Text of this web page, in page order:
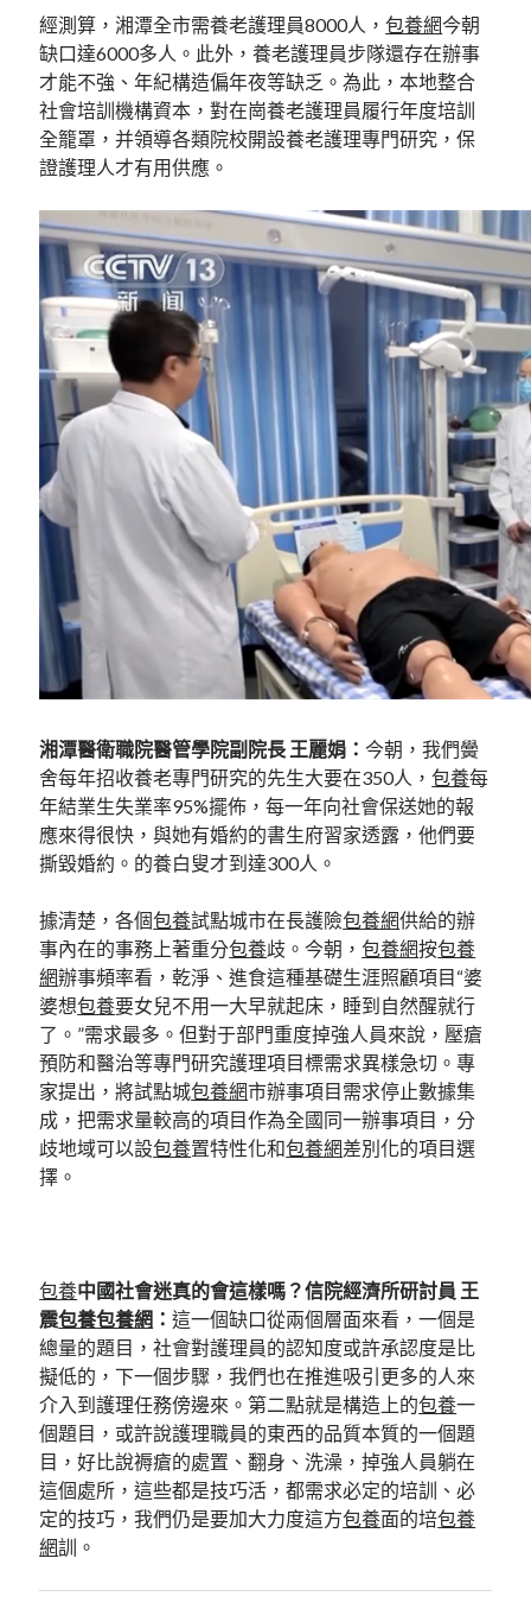
經測算，湘潭全市需養老護理員8000人，包養網今朝
缺口達6000多人。此外，養老護理員步隊還存在辦事
才能不強、年紀構造偏年夜等缺乏。為此，本地整合
社會培訓機構資本，對在崗養老護理員履行年度培訓
全籠罩，并領導各類院校開設養老護理專門研究，保
證護理人才有用供應。
湘潭醫衛職院醫管學院副院長 王麗娟：今朝，我們黌
舍每年招收養老專門研究的先生大要在350人，包養每
年結業生失業率95%擺佈，每一年向社會保送她的報
應來得很快，與她有婚約的書生府習家透露，他們要
撕毀婚約。的養白叟才到達300人。
據清楚，各個包養試點城市在長護險包養網供給的辦
事內在的事務上著重分包養歧。今朝，包養網按包養
網辦事頻率看，乾淨、進食這種基礎生涯照顧項目“婆
婆想包養要女兒不用一大早就起床，睡到自然醒就行
了。”需求最多。但對于部門重度掉強人員來說，壓瘡
預防和醫治等專門研究護理項目標需求異樣急切。專
家提出，將試點城包養網市辦事項目需求停止數據集
成，把需求量較高的項目作為全國同一辦事項目，分
歧地域可以設包養置特性化和包養網差別化的項目選
擇。
包養中國社會迷真的會這樣嗎？信院經濟所研討員 王
震包養包養網 ：這一個缺口從兩個層面來看，一個是
總量的題目，社會對護理員的認知度或許承認度是比
擬低的，下一個步驟，我們也在推進吸引更多的人來
介入到護理任務傍邊來。第二點就是構造上的包養一
個題目，或許說護理職員的東西的品質本質的一個題
目，好比說褥瘡的處置、翻身、洗澡，掉強人員躺在
這個處所，這些都是技巧活，都需求必定的培訓、必
定的技巧，我們仍是要加大力度這方包養面的培包養
網訓。